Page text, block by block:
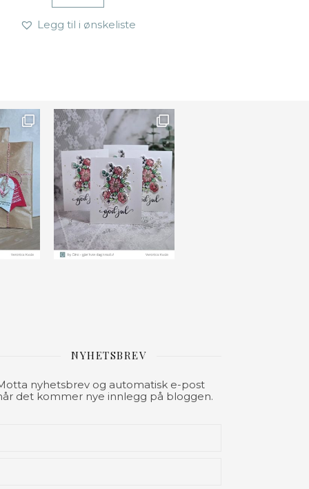
Legg til i ønskeliste
NYHETSBREV
nyhetsbrev og automatisk e-post
det kommer nye innlegg på bloggen.